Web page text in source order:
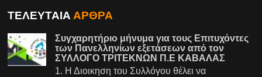
ΤΕΛΕΥΤΑΙΑ ΑΡΘΡΑ
Συγχαρητήριο μήνυμα για τους Επιτυχόντες
των Πανελληνίων εξετάσεων από τον
ΣΥΛΛΟΓΟ ΤΡΙΤΕΚΝΩΝ Π.Ε ΚΑΒΑΛΑΣ
1. Η Διοικηση του Συλλόγου θέλει να